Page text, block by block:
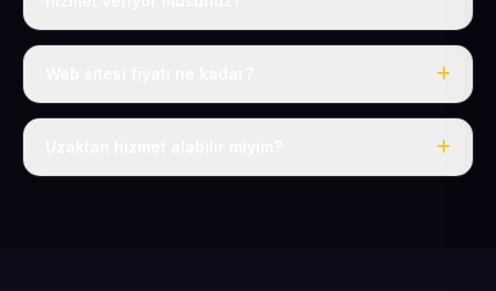
Evet, Fevzi Çakmak Mahallesi dahil tüm Fevzi Çakmak
Tek fiyat: yılda 50 USD + KDV, her şey dahil.